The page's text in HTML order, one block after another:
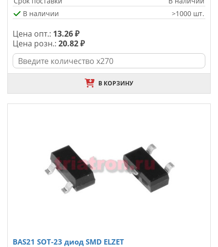
В наличии
>1000 шт.
Цена опт.: 13.26 ₽
Цена розн.: 20.82 ₽
В КОРЗИНУ
BAS21 SOT-23 диод SMD ELZET